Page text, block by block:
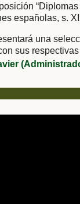
españolas, s.
una
sus